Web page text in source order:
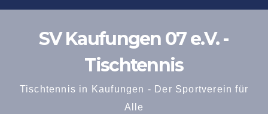
Zum
SV Kaufungen 07 e.V. -
Tischtennis
Tischtennis in Kaufungen - Der Sportverein für
Alle